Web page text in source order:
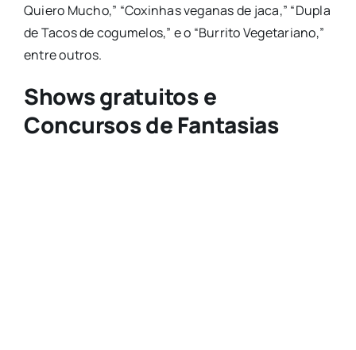
Quiero Mucho,” “Coxinhas veganas de jaca,” “Dupla
de Tacos de cogumelos,” e o “Burrito Vegetariano,”
entre outros.
Shows gratuitos e
Concursos de Fantasias